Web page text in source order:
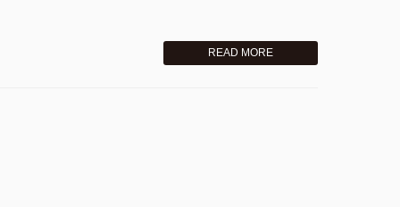
READ MORE